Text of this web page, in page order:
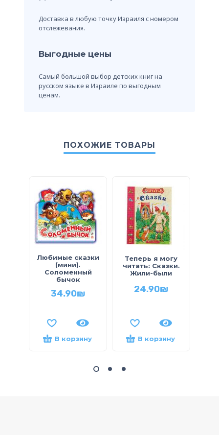
Доставка в любую точку Израиля с номером
отслежевания.
Выгодные цены
Самый большой выбор детских книг на
русском языке в Израиле по выгодным
ценам.
ПОХОЖИЕ ТОВАРЫ
Любимые сказки
(мини).
Соломенный
бычок
34.90₪
В корзину
Теперь я могу
читать: Сказки.
Жили-были
24.90₪
В корзину